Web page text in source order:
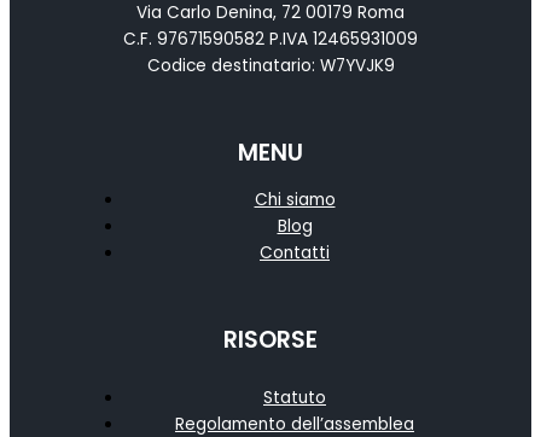
Via Carlo Denina, 72 00179 Roma
C.F. 97671590582 P.IVA 12465931009
Codice destinatario: W7YVJK9
MENU
Chi siamo
Blog
Contatti
RISORSE
Statuto
Regolamento dell’assemblea